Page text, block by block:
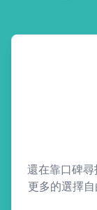
還在靠口碑
更多的選擇